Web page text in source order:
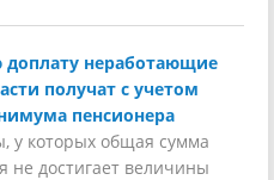
неработающие
получат с учетом
пенсионера
у которых общая сумма
не достигает величины